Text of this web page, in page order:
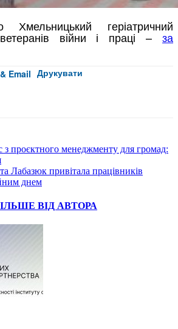
Хмельницький геріатричний
війни і праці – за
Друкувати
з проєктного менеджменту для громад:
Лабазюк привітала працівників
днем
ВІД АВТОРА